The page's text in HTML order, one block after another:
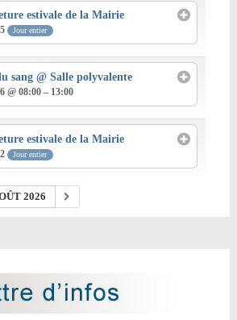
estivale de la Mairie
Jour entier
sang@ Salle polyvalente
@ 08:00 – 13:00
estivale de la Mairie
Jour entier
2026